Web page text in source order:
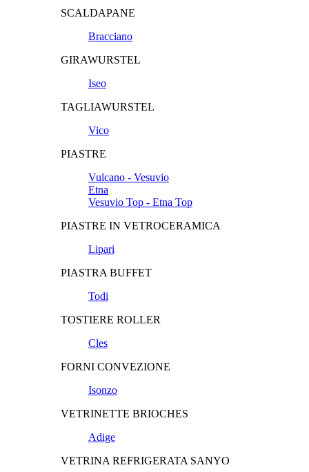
SCALDAPANE
Bracciano
GIRAWURSTEL
Iseo
TAGLIAWURSTEL
Vico
PIASTRE
Vulcano - Vesuvio
Etna
Vesuvio Top - Etna Top
PIASTRE IN VETROCERAMICA
Lipari
PIASTRA BUFFET
Todi
TOSTIERE ROLLER
Cles
FORNI CONVEZIONE
Isonzo
VETRINETTE BRIOCHES
Adige
VETRINA REFRIGERATA SANYO